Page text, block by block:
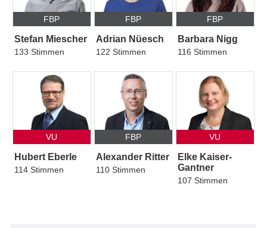
FBP
Stefan Miescher
133 Stimmen
FBP
Adrian Nüesch
122 Stimmen
FBP
Barbara Nigg
116 Stimmen
VU
Hubert Eberle
114 Stimmen
FBP
Alexander Ritter
110 Stimmen
VU
Elke Kaiser-
Gantner
107 Stimmen